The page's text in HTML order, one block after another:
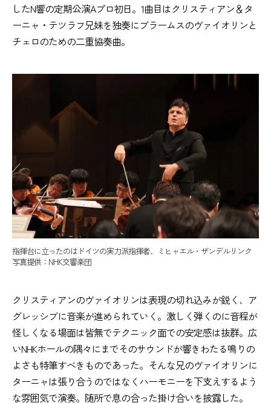
したN響の定期公演Aプロ初日。1曲目はクリスティアン＆タ
ーニャ・テツラフ兄妹を独奏にブラームスのヴァイオリンと
チェロのための二重協奏曲。
指揮台に立ったのはドイツの実力派指揮者、ミヒャエル・ザンデルリンク
写真提供：NHK交響楽団
クリスティアンのヴァイオリンは表現の切れ込みが鋭く、ア
グレッシブに音楽が進められていく。激しく弾くのに音程が
怪しくなる場面は皆無でテクニック面での安定感は抜群。広
いNHKホールの隅々にまでそのサウンドが響きわたる鳴りの
よさも特筆すべきものであった。そんな兄のヴァイオリンに
ターニャは張り合うのではなくハーモニーを下支えするよう
な雰囲気で演奏。随所で息の合った掛け合いを披露した。